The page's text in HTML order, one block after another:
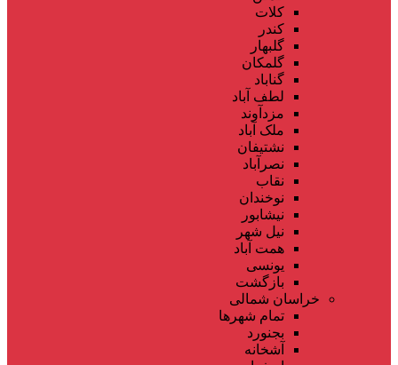
کلات
کندر
گلبهار
گلمکان
گناباد
لطف آباد
مزدآوند
ملک آباد
نشتیفان
نصرآباد
نقاب
نوخندان
نیشابور
نیل شهر
همت آباد
یونسی
بازگشت
خراسان شمالی
تمام شهر‌ها
بجنورد
آشخانه